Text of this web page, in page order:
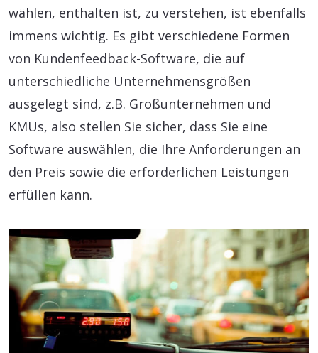
wählen, enthalten ist, zu verstehen, ist ebenfalls
immens wichtig. Es gibt verschiedene Formen
von Kundenfeedback-Software, die auf
unterschiedliche Unternehmensgrößen
ausgelegt sind, z.B. Großunternehmen und
KMUs, also stellen Sie sicher, dass Sie eine
Software auswählen, die Ihre Anforderungen an
den Preis sowie die erforderlichen Leistungen
erfüllen kann.